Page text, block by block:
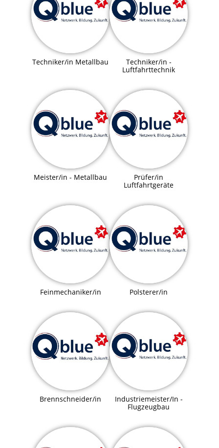
Techniker/in Metallbau
Techniker/in -
Luftfahrttechnik
Meister/in - Metallbau
Prüfer/in
Luftfahrtgeräte
Feinmechaniker/in Polsterer/in
Brennschneider/in
Industriemeister/In -
Flugzeugbau